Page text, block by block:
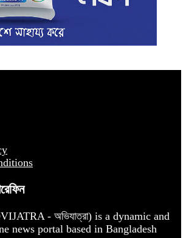
- অভিযাত্রা) is a dynamic and
news portal based in Bangladesh